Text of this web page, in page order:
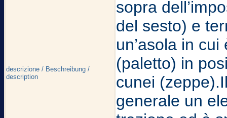
descrizione / Beschreibung /
description
sopra
del sesto) e
un’asola in
(paletto) in
cunei
generale un